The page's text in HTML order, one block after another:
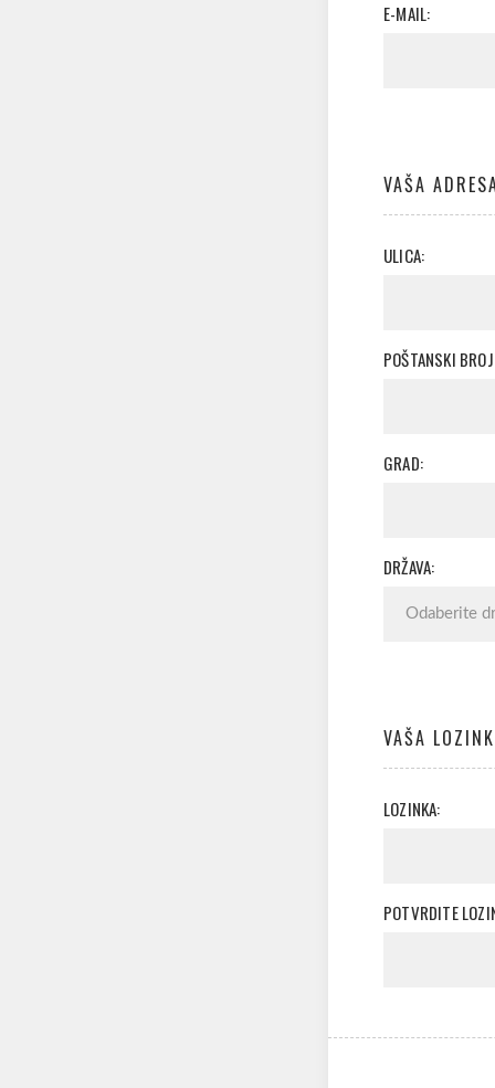
E-MAIL:
VAŠA
ULICA:
POŠTANSKI
GRAD:
DRŽAVA:
VAŠA
LOZINKA:
POTVRDITE